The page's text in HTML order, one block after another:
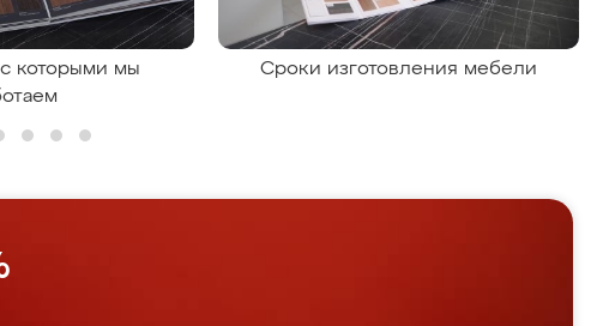
которыми мы
Сроки изготовления мебели